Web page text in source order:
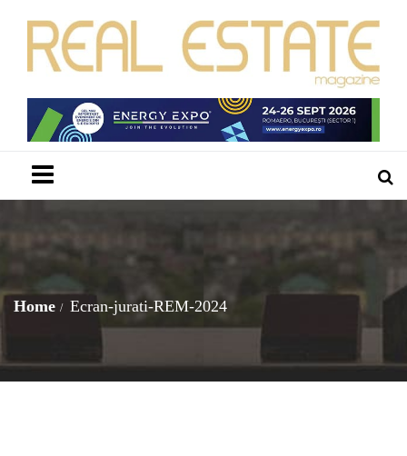
Home Ecran-jurati-REM-2024